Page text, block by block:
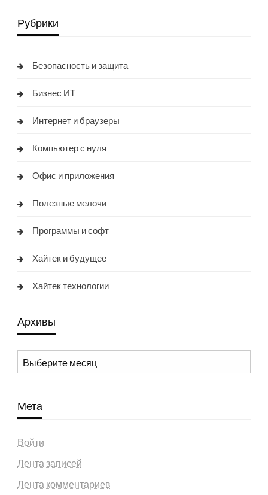
Рубрики
Безопасность и защита
Бизнес ИТ
Интернет и браузеры
Компьютер с нуля
Офис и приложения
Полезные мелочи
Программы и софт
Хайтек и будущее
Хайтек технологии
Архивы
Архивы
Мета
Войти
Лента записей
Лента комментариев